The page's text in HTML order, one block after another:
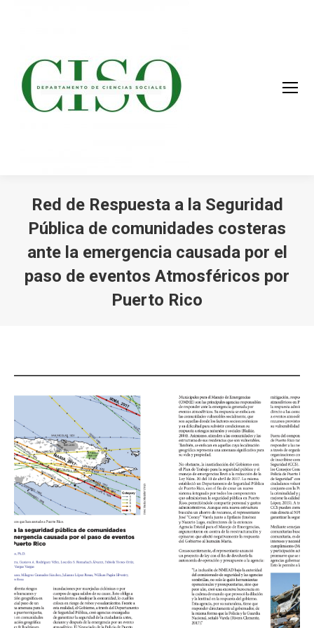
Red de Respuesta a la Seguridad
Pública de comunidades costeras
ante la emergencia causada por el
paso de eventos Atmosféricos por
Puerto Rico